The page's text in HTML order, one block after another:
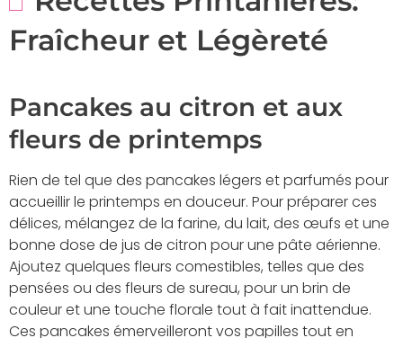
Fraîcheur et Légèreté
Pancakes au citron et aux
fleurs de printemps
Rien de tel que des pancakes légers et parfumés pour
accueillir le printemps en douceur. Pour préparer ces
délices, mélangez de la farine, du lait, des œufs et une
bonne dose de jus de citron pour une pâte aérienne.
Ajoutez quelques fleurs comestibles, telles que des
pensées ou des fleurs de sureau, pour un brin de
couleur et une touche florale tout à fait inattendue.
Ces pancakes émerveilleront vos papilles tout en